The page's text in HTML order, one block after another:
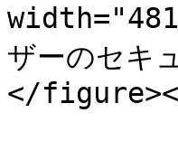
ザーのセ
</